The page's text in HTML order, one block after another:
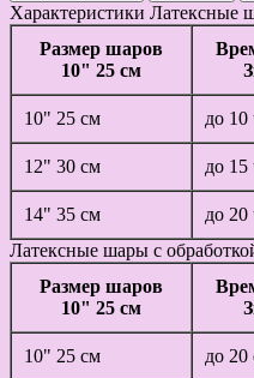
Характеристики Латексные
Размер шаров
10" 25 см
10" 25 см до 10
12" 30 см до 15
14" 35 см до 20
Латексные шары с
Размер шаров
10" 25 см
10" 25 см до 20